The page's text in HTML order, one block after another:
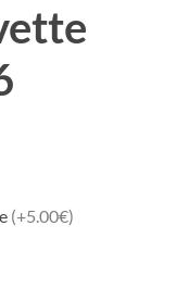
(+5.00€)